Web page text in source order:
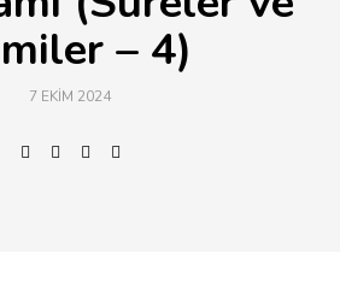
– 4)
7 EKIM 2024